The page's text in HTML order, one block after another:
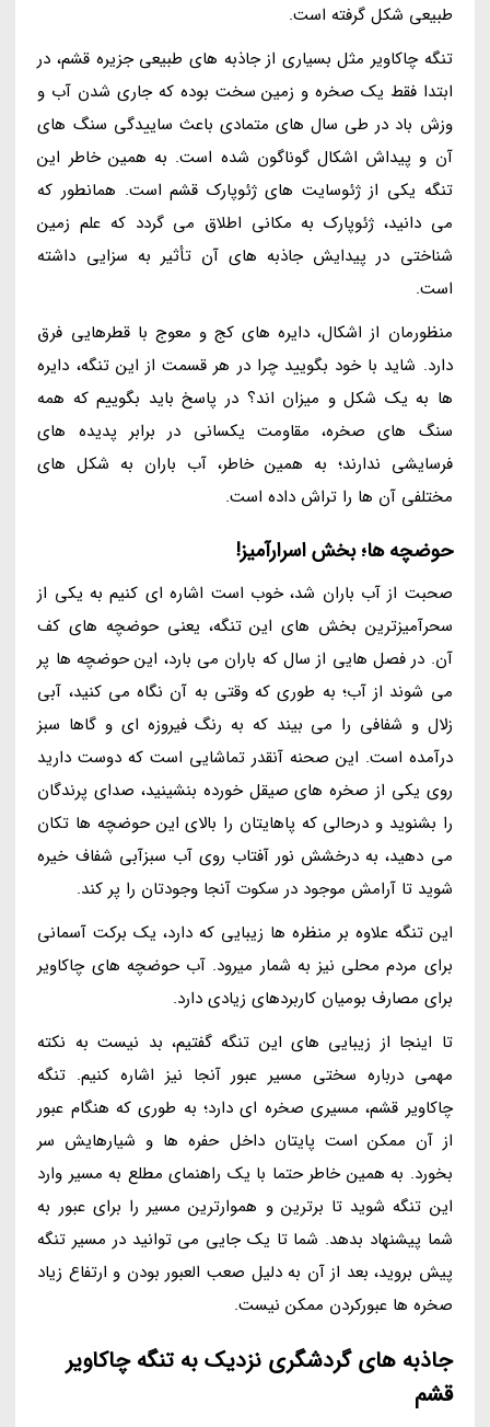
طبیعی شکل گرفته است.
تنگه چاکاویر مثل بسیاری از جاذبه های طبیعی جزیره قشم، در
ابتدا فقط یک صخره و زمین سخت بوده که جاری شدن آب و
وزش باد در طی سال های متمادی باعث ساییدگی سنگ های
آن و پیداش اشکال گوناگون شده است. به همین خاطر این
تنگه یکی از ژئوسایت های ژئوپارک قشم است. همانطور که
می دانید، ژئوپارک به مکانی اطلاق می گردد که علم زمین
شناختی در پیدایش جاذبه های آن تأثیر به سزایی داشته
است.
منظورمان از اشکال، دایره های کج و معوج با قطرهایی فرق
دارد. شاید با خود بگویید چرا در هر قسمت از این تنگه، دایره
ها به یک شکل و میزان اند؟ در پاسخ باید بگوییم که همه
سنگ های صخره، مقاومت یکسانی در برابر پدیده های
فرسایشی ندارند؛ به همین خاطر، آب باران به شکل های
مختلفی آن ها را تراش داده است.
حوضچه ها؛ بخش اسرارآمیز!
صحبت از آب باران شد، خوب است اشاره ای کنیم به یکی از
سحرآمیزترین بخش های این تنگه، یعنی حوضچه های کف
آن. در فصل هایی از سال که باران می بارد، این حوضچه ها پر
می شوند از آب؛ به طوری که وقتی به آن نگاه می کنید، آبی
زلال و شفافی را می بیند که به رنگ فیروزه ای و گاها سبز
درآمده است. این صحنه آنقدر تماشایی است که دوست دارید
روی یکی از صخره های صیقل خورده بنشینید، صدای پرندگان
را بشنوید و درحالی که پاهایتان را بالای این حوضچه ها تکان
می دهید، به درخشش نور آفتاب روی آب سبزآبی شفاف خیره
شوید تا آرامش موجود در سکوت آنجا وجودتان را پر کند.
این تنگه علاوه بر منظره ها زیبایی که دارد، یک برکت آسمانی
برای مردم محلی نیز به شمار میرود. آب حوضچه های چاکاویر
برای مصارف بومیان کاربردهای زیادی دارد.
تا اینجا از زیبایی های این تنگه گفتیم، بد نیست به نکته
مهمی درباره سختی مسیر عبور آنجا نیز اشاره کنیم. تنگه
چاکاویر قشم، مسیری صخره ای دارد؛ به طوری که هنگام عبور
از آن ممکن است پایتان داخل حفره ها و شیارهایش سر
بخورد. به همین خاطر حتما با یک راهنمای مطلع به مسیر وارد
این تنگه شوید تا برترین و هموارترین مسیر را برای عبور به
شما پیشنهاد بدهد. شما تا یک جایی می توانید در مسیر تنگه
پیش بروید، بعد از آن به دلیل صعب العبور بودن و ارتفاع زیاد
صخره ها عبورکردن ممکن نیست.
جاذبه های گردشگری نزدیک به تنگه چاکاویر
قشم